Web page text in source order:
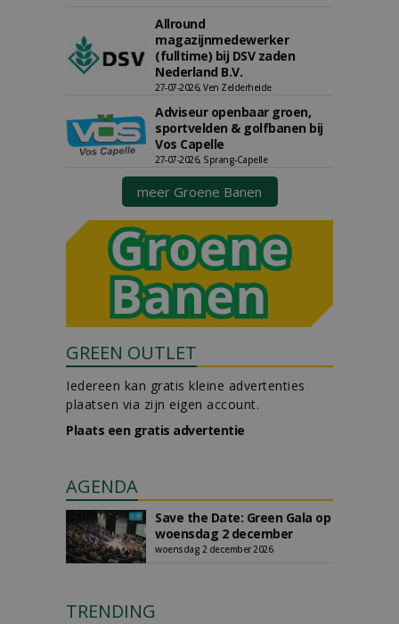
Allround
magazijnmedewerker
(fulltime) bij DSV zaden
Nederland B.V.
27-07-2026, Ven Zelderheide
Adviseur openbaar groen,
sportvelden & golfbanen bij
Vos Capelle
27-07-2026, Sprang-Capelle
meer Groene Banen
GREEN OUTLET
Iedereen kan gratis kleine advertenties
plaatsen via zijn eigen account.
Plaats een gratis advertentie
AGENDA
Save the Date: Green Gala op
woensdag 2 december
woensdag 2 december 2026
TRENDING